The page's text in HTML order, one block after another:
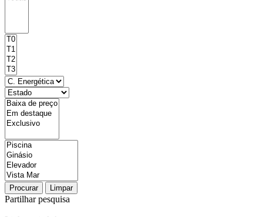
Procurar Limpar
Partilhar pesquisa